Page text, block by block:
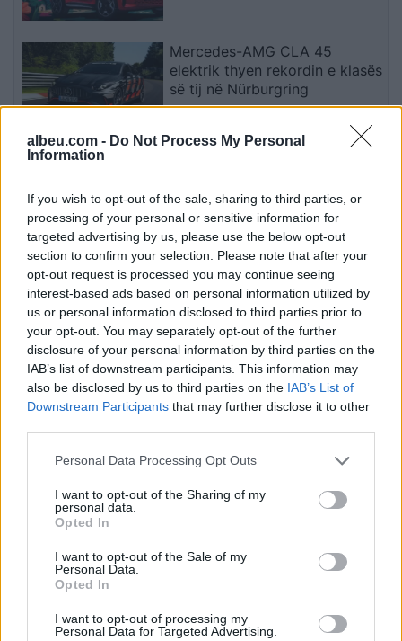
albeu.com - Do Not Process My Personal
Information
If you wish to opt-out of the sale, sharing to third parties, or
processing of your personal or sensitive information for
targeted advertising by us, please use the below opt-out
section to confirm your selection. Please note that after your
opt-out request is processed you may continue seeing
interest-based ads based on personal information utilized by
us or personal information disclosed to third parties prior to
your opt-out. You may separately opt-out of the further
disclosure of your personal information by third parties on the
IAB’s list of downstream participants. This information may
also be disclosed by us to third parties on the IAB’s List of
Downstream Participants that may further disclose it to other
Personal Data Processing Opt Outs
I want to opt-out of the Sharing of my
personal data.
Opted In
I want to opt-out of the Sale of my
Personal Data.
Opted In
I want to opt-out of processing my
Personal Data for Targeted Advertising.
Mercedes-AMG CLA 45
elektrik thyen rekordin e klasës
së tij në Nürburgring
në motin hapësinor dhe Tokë
Esim for Global
Esim for USA|Esim for Italy| Esim for Spain|Esim